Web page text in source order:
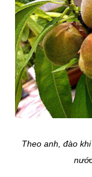
Theo anh, đào